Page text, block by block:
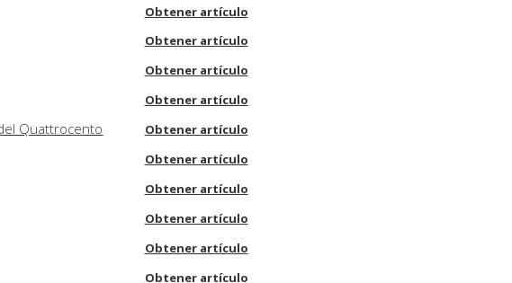
Obtener artículo
Obtener artículo
Obtener artículo
Obtener artículo
Quattrocento Obtener artículo
Obtener artículo
Obtener artículo
Obtener artículo
Obtener artículo
Obtener artículo